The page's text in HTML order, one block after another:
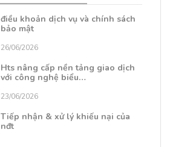
điều khoản dịch vụ và chính sách
bảo mật
26/06/2026
Hts nâng cấp nền tảng giao dịch
với công nghệ biểu…
23/06/2026
Tiếp nhận & xử lý khiếu nại của
nđt